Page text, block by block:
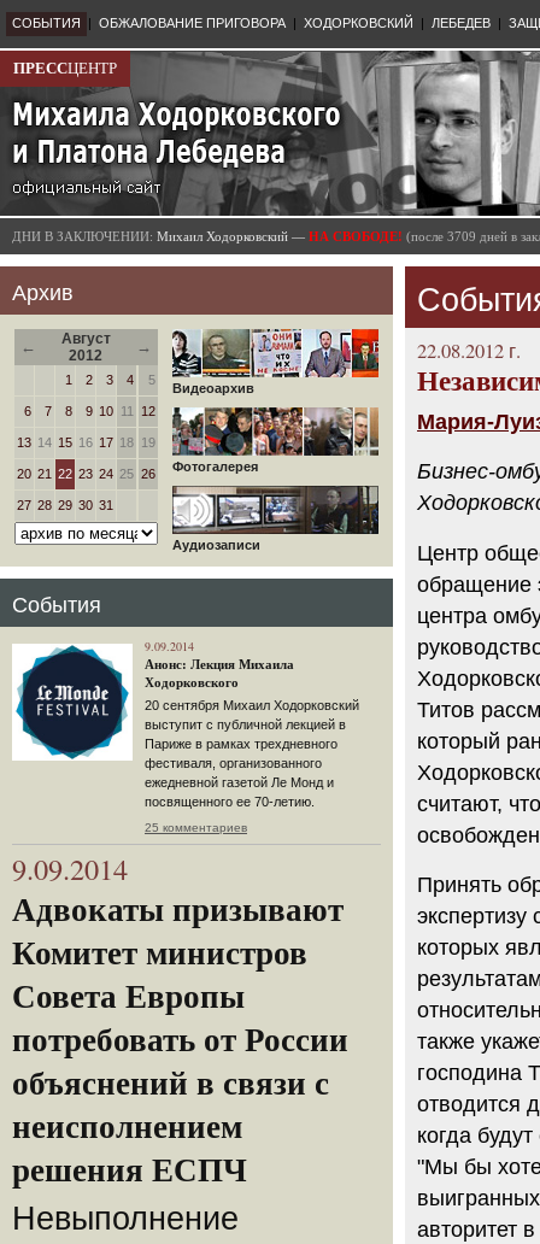
СОБЫТИЯ | ОБЖАЛОВАНИЕ ПРИГОВОРА | ХОДОРКОВСКИЙ | ЛЕБЕДЕВ |
ПРЕССЦЕНТР
ДНИ В ЗАКЛЮЧЕНИИ: Михаил Ходорковский — НА СВОБОДЕ! (после 3709 дней в
Архив
←
Август
2012
→
1 2 3 4 5
6 7 8 9 10 11 12
13 14 15 16 17 18 19
20 21 22 23 24 25 26
27 28 29 30 31
Видеоархив
Фотогалерея
Аудиозаписи
События
9.09.2014
Анонс: Лекция Михаила
Ходорковского
20 сентября Михаил Ходорковский
выступит с публичной лекцией в
Париже в рамках трехдневного
фестиваля, организованного
ежедневной газетой Ле Монд и
посвященного ее 70-летию.
25 комментариев
9.09.2014
Адвокаты призывают
Комитет министров
Совета Европы
потребовать от России
объяснений в связи с
неисполнением
решения ЕСПЧ
Невыполнение
22.08.2012 г.
Мария-
Бизнес-
Центр
обращение
центра
Титов
который
считают,
Принять
которых
также
господина
отводится
когда
"Мы бы
авторитет